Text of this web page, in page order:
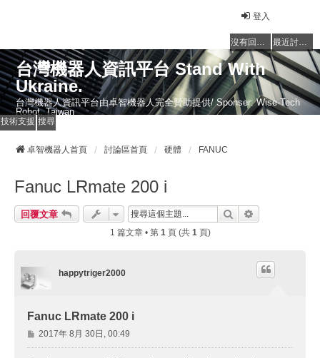
登入
沒有回覆的主題 最近討論的主題
台灣機器人資訊平台 Stand With
Ukraine.
台灣機器人資訊平台由卓智機器人完全贊助提供/ Sponser: Wise-Tech
Robot, Taiwan
技術支援 搜尋
卓智機器人首頁 討論區首頁 硬體 FANUC
Fanuc LRmate 200 i
回覆文章 搜尋
1 篇文章 • 第 1頁 (共 1頁)
happytriger2000
Fanuc LRmate 200 i
文
章
2017年 8月 30日, 00:49